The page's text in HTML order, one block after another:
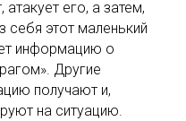
его, а затем,
себя этот маленький
информацию о
Другие
получают и,
на ситуацию.